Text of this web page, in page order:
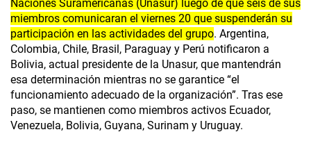
Naciones Suramericanas (Unasur) luego de que seis de sus
miembros comunicaran el viernes 20 que suspenderán su
participación en las actividades del grupo. Argentina,
Colombia, Chile, Brasil, Paraguay y Perú notificaron a
Bolivia, actual presidente de la Unasur, que mantendrán
esa determinación mientras no se garantice “el
funcionamiento adecuado de la organización”. Tras ese
paso, se mantienen como miembros activos Ecuador,
Venezuela, Bolivia, Guyana, Surinam y Uruguay.